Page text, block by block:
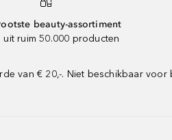
beauty-assortiment
uit ruim 50.000 producten
van € 20,-. Niet beschikbaar